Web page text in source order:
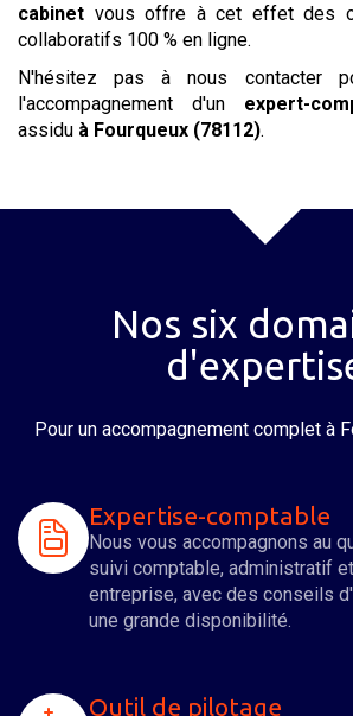
cabinet vous offre à cet effet des
collaboratifs 100 % en ligne.
N'hésitez pas à nous contacter
l'accompagnement d'un expert-
assidu à Fourqueux (78112).
Nos six
Pour un accompagnement complet à
Expertise-comptable
Nous vous accompagnons au
suivi comptable, administratif
entreprise, avec des conseils
une grande disponibilité.
Outil de pilotage